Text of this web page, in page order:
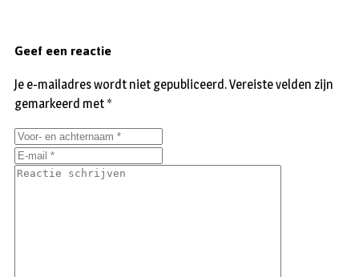
Geef een reactie
Je e-mailadres wordt niet gepubliceerd.Vereiste velden zijn
gemarkeerd met *